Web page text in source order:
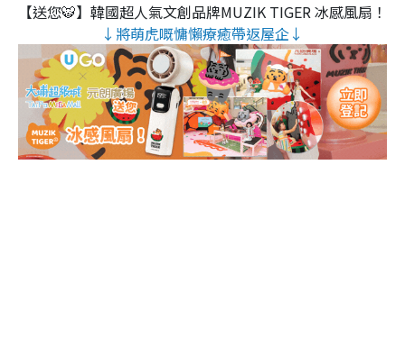
【送您🐯】韓國超人氣文創品牌MUZIK TIGER 冰感風扇！
↓將萌虎嘅慵懶療癒帶返屋企↓